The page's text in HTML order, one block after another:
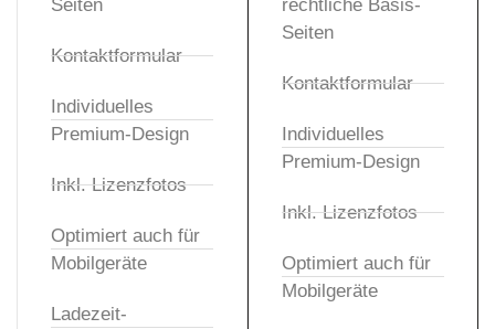
Seiten
Kontaktformular
Individuelles
Premium-Design
Inkl. Lizenzfotos
Optimiert auch für
Mobilgeräte
Ladezeit-
rechtliche Basis-
Seiten
Kontaktformular
Individuelles
Premium-Design
Inkl. Lizenzfotos
Optimiert auch für
Mobilgeräte